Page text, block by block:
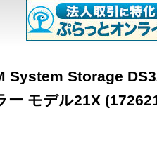
System Storage
ー モデル21X